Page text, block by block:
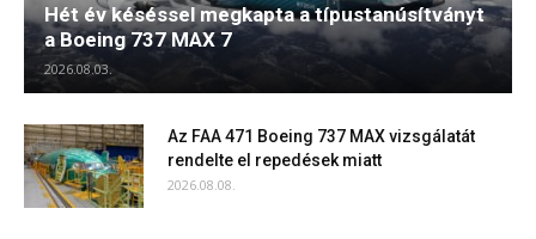
Hét év késéssel megkapta a típustanúsítványt
a Boeing 737 MAX 7
2026.08.03.
Az FAA 471 Boeing 737 MAX vizsgálatát
rendelte el repedések miatt
2026.08.08.